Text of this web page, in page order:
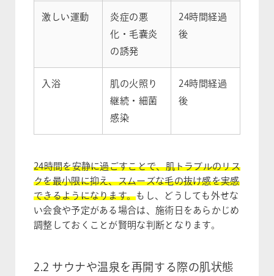
激しい運動
炎症の悪
化・毛嚢炎
の誘発
24時間経過
後
入浴
肌の火照り
継続・細菌
感染
24時間経過
後
24時間を安静に過ごすことで、肌トラブルのリス
クを最小限に抑え、スムーズな毛の抜け感を実感
できるようになります。もし、どうしても外せな
い会食や予定がある場合は、施術日をあらかじめ
調整しておくことが賢明な判断となります。
2.2 サウナや温泉を再開する際の肌状態